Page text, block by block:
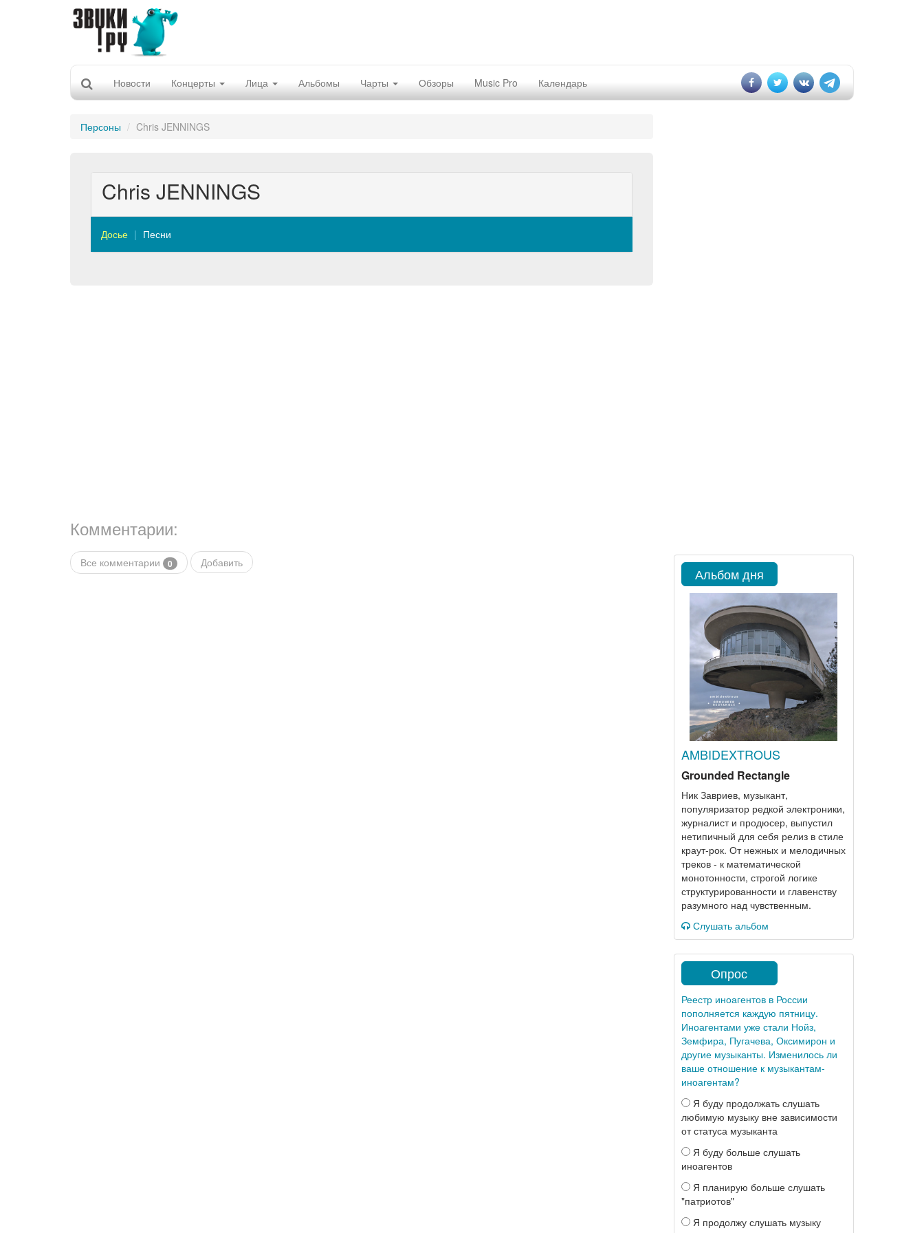
Новости Концерты Лица Альбомы Чарты Обзоры Music Pro Календарь
Персоны Chris JENNINGS
Chris JENNINGS
Досье Песни
Комментарии:
Все комментарии 0 Добавить
Альбом дня
AMBIDEXTROUS
Grounded Rectangle
Ник Завриев, музыкант,
популяризатор редкой электроники,
журналист и продюсер, выпустил
нетипичный для себя релиз в стиле
краут-рок. От нежных и мелодичных
треков - к математической
монотонности, строгой логике
структурированности и главенству
разумного над чувственным.
Слушать альбом
Опрос
Реестр иноагентов в России
пополняется каждую пятницу.
Иноагентами уже стали Нойз,
Земфира, Пугачева, Оксимирон и
другие музыканты. Изменилось ли
ваше отношение к музыкантам-
иноагентам?
Я буду продолжать слушать
любимую музыку вне зависимости
от статуса музыканта
Я буду больше слушать
иноагентов
Я планирую больше слушать
"патриотов"
Я продолжу слушать музыку